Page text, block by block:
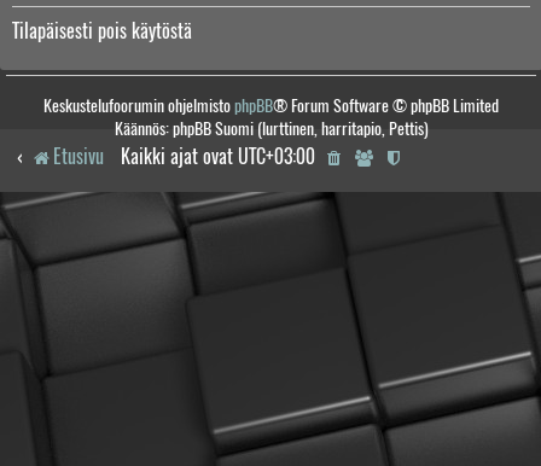
Tilapäisesti pois käytöstä
Keskustelufoorumin ohjelmistophpBB® Forum Software © phpBB Limited
Käännös: phpBB Suomi (lurttinen, harritapio, Pettis)
Etusivu Kaikki ajat ovat UTC+03:00